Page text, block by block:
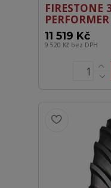
FIRESTONE
11 519 Kč
9 520 Kč bez DPH